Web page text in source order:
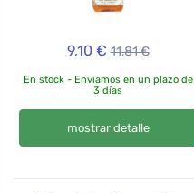
9,10 € 11,81 €
En stock - Enviamos en un plazo de
3 días
mostrar detalle